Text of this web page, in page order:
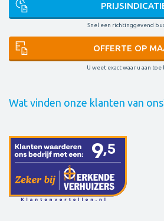
Snel een richtinggevend
OFFERTE OP
U weet exact waar u aan toe
Wat vinden onze klanten van